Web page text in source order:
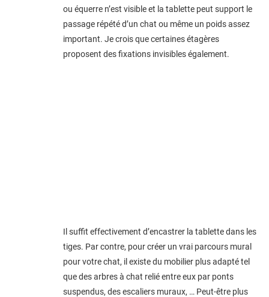
ou équerre n’est visible et la tablette peut support le
passage répété d’un chat ou même un poids assez
important. Je crois que certaines étagères
proposent des fixations invisibles également.
Il suffit effectivement d’encastrer la tablette dans les
tiges. Par contre, pour créer un vrai parcours mural
pour votre chat, il existe du mobilier plus adapté tel
que des arbres à chat relié entre eux par ponts
suspendus, des escaliers muraux, … Peut-être plus